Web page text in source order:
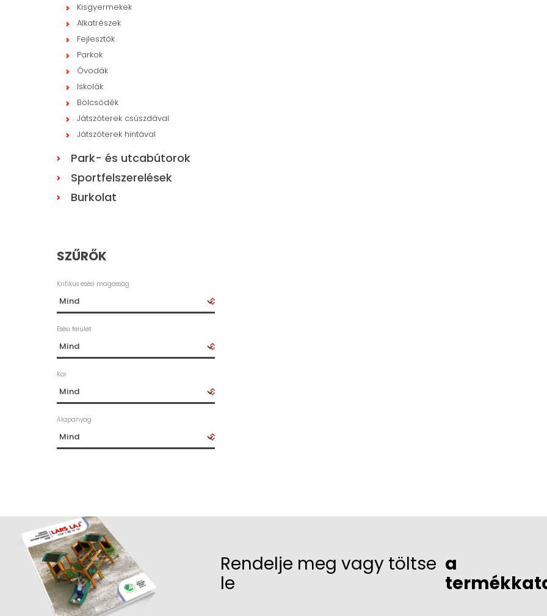
Kisgyermekek
Alkatrészek
Fejlesztők
Parkok
Óvodák
Iskolák
Bölcsődék
Játszóterek csúszdával
Játszóterek hintával
Park- és utcabútorok
Sportfelszerelések
Burkolat
SZŰRŐK
Kritikus esési magasság
Esési felület
Kor
Alapanyag
Rendelje meg vagy töltse
le
a